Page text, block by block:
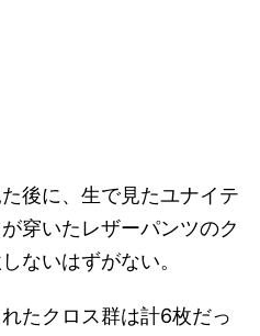
後に、生で見たユナイテ
穿いたレザーパンツのク
ないはずがない。
たクロス群は計6枚だっ